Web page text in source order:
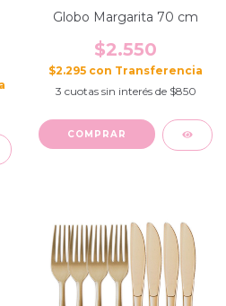
Globo Margarita 70 cm
$2.550
$2.295 con
3 cuotas sin interés de $850